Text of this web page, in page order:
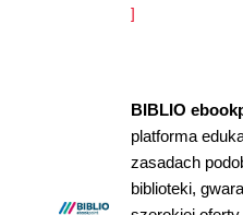
BIBLIO
platforma
zasadach
biblioteki,